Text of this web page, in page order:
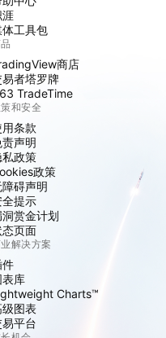
涯
体工具包
商店
易者塔罗牌
TradeTime
和安全
用条款
责声明
私政策
政策
障碍声明
全提示
洞赏金计划
态页面
解决方案
件
表库
Charts™
级图表
易平台